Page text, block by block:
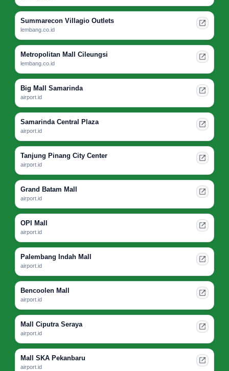
Summarecon Villagio Outlets
lembang.co.id
Metropolitan Mall Cileungsi
lembang.co.id
Big Mall Samarinda
airport.id
Samarinda Central Plaza
airport.id
Tanjung Pinang City Center
airport.id
Grand Batam Mall
airport.id
OPI Mall
airport.id
Palembang Indah Mall
airport.id
Bencoolen Mall
airport.id
Mall Ciputra Seraya
airport.id
Mall SKA Pekanbaru
airport.id